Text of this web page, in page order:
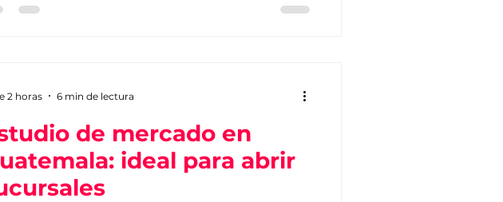
de mercado en
ideal para abrir
2 horas 6 min de lectura